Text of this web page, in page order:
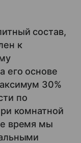
состав,
к
его основе
30%
по
комнатной
время мы